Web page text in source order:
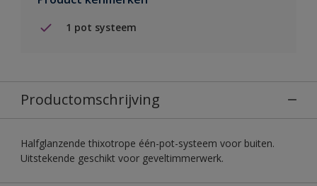
1 pot systeem
Productomschrijving
Halfglanzende thixotrope één-pot-systeem voor buiten.
Uitstekende geschikt voor geveltimmerwerk.